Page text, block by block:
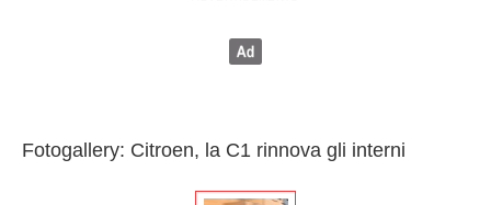
Fotogallery: Citroen, la C1 rinnova gli interni